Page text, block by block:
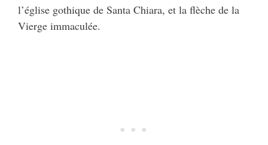
l’église gothique de Santa Chiara, et la flèche de la
Vierge immaculée.